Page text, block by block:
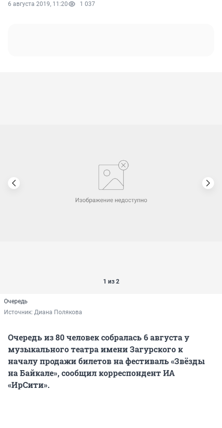
6 августа 2019, 11:20 1 037
1 из 2
Очередь
Источник: Диана Полякова
Очередь из 80 человек собралась 6 августа у
музыкального театра имени Загурского к
началу продажи билетов на фестиваль «Звёзды
на Байкале», сообщил корреспондент ИА
«ИрСити».